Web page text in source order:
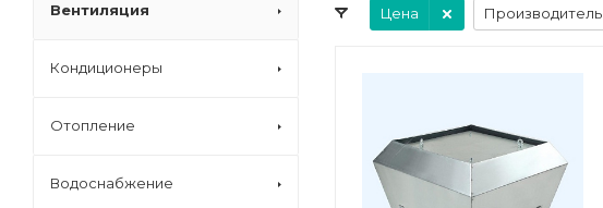
Цена Производитель
Вентиляция
Кондиционеры
Отопление
Водоснабжение